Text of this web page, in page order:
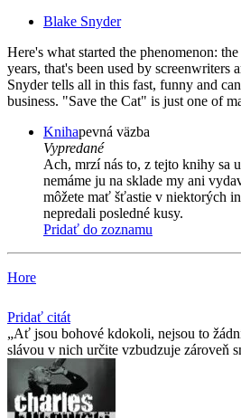
Blake Snyder
Here's what started the phenomenon:
years, that's been used by screenwriters
Snyder tells all in this fast, funny and
business. "Save the Cat" is just one of
Knihapevná väzba
Vypredané
Ach, mrzí nás to, z tejto knihy sa
nemáme ju na sklade my ani
môžete mať šťastie v niektorých
nepredali posledné kusy.
Pridať do zoznamu
Hore
Pridať citát
Ať jsou bohové kdokoli, nejsou to
slávou v nich určite vzbudzuje zároveň